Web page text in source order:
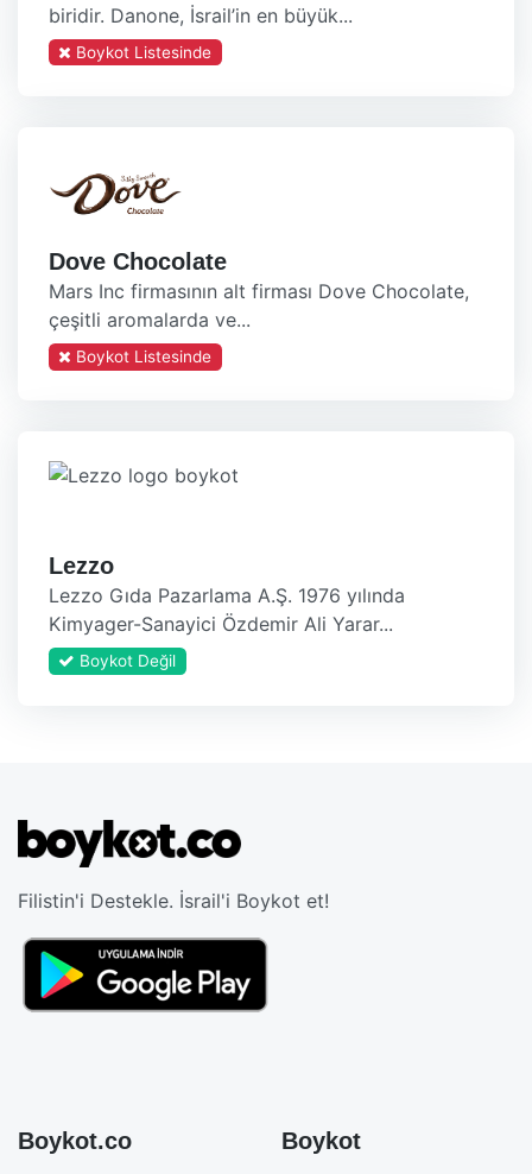
biridir. Danone, İsrail’in en büyük...
Boykot Listesinde
Dove Chocolate
Mars Inc firmasının alt firması Dove Chocolate,
çeşitli aromalarda ve...
Boykot Listesinde
Lezzo
Lezzo Gıda Pazarlama A.Ş. 1976 yılında
Kimyager-Sanayici Özdemir Ali Yarar...
Boykot Değil
Filistin'i Destekle. İsrail'i Boykot et!
Boykot.co Boykot